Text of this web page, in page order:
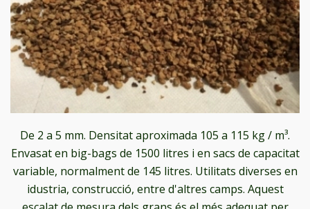
De 2 a 5 mm. Densitat aproximada 105 a 115 kg / m³.
Envasat en big-bags de 1500 litres i en sacs de capacitat
variable, normalment de 145 litres. Utilitats diverses en
idustria, construcció, entre d'altres camps. Aquest